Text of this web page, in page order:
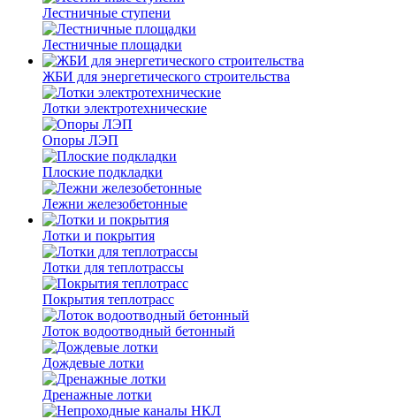
Лестничные ступени
Лестничные площадки
ЖБИ для энергетического строительства
Лотки электротехнические
Опоры ЛЭП
Плоские подкладки
Лежни железобетонные
Лотки и покрытия
Лотки для теплотрассы
Покрытия теплотрасс
Лоток водоотводный бетонный
Дождевые лотки
Дренажные лотки